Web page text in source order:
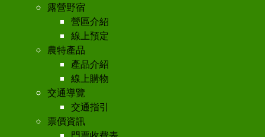
露營野宿
營區介紹
線上預定
農特產品
產品介紹
線上購物
交通導覽
交通指引
票價資訊